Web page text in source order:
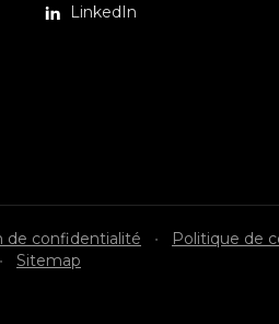
LinkedIn
de confidentialité •
Politique de
• Sitemap